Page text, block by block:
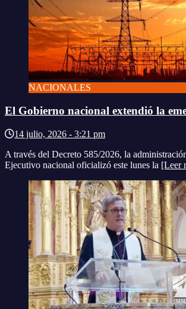
NACIONALES
El Gobierno nacional extendió la
14 julio, 2026 - 3:21 pm
A través del Decreto 585/2026, la
Ejecutivo nacional oficializó este lunes la [Leer